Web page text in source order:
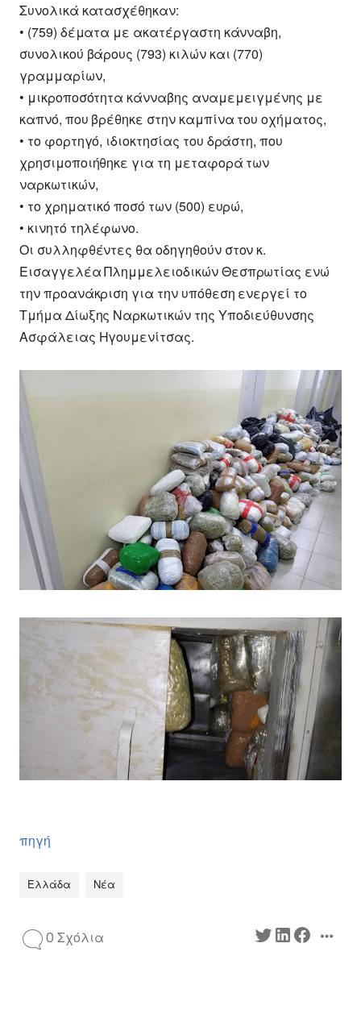
Συνολικά κατασχέθηκαν:
• (759) δέματα με ακατέργαστη κάνναβη,
συνολικού βάρους (793) κιλών και (770)
γραμμαρίων,
• μικροποσότητα κάνναβης αναμεμειγμένης με
καπνό, που βρέθηκε στην καμπίνα του οχήματος,
• το φορτηγό, ιδιοκτησίας του δράστη, που
χρησιμοποιήθηκε για τη μεταφορά των
ναρκωτικών,
• το χρηματικό ποσό των (500) ευρώ,
• κινητό τηλέφωνο.
Οι συλληφθέντες θα οδηγηθούν στον κ.
Εισαγγελέα Πλημμελειοδικών Θεσπρωτίας ενώ
την προανάκριση για την υπόθεση ενεργεί το
Τμήμα Δίωξης Ναρκωτικών της Υποδιεύθυνσης
Ασφάλειας Ηγουμενίτσας.
πηγή
Ελλάδα Νέα
0 Σχόλια